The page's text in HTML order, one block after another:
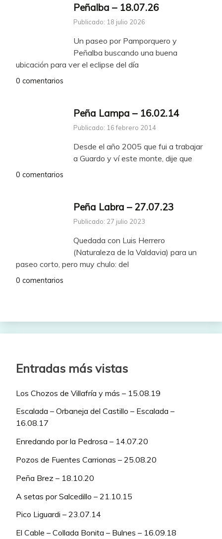
Peñalba – 18.07.26
Publicado: 18 julio 2026
Un paseo por Pamporquero y
Peñalba buscando una buena
ubicación para ver el eclipse del día
0 comentarios
Peña Lampa – 16.02.14
Publicado: 16 febrero 2014
Desde el año 2005 que fui a trabajar
a Guardo y ví este monte, dije que
0 comentarios
Peña Labra – 27.07.23
Publicado: 27 julio 2023
Quedada con Luis Herrero
(Naturaleza de la Valdavia) para un
paseo corto, pero muy chulo: del
0 comentarios
Entradas más vistas
Los Chozos de Villafría y más – 15.08.19
Escalada – Orbaneja del Castillo – Escalada –
16.08.17
Enredando por la Pedrosa – 14.07.20
Pozos de Fuentes Carrionas – 25.08.20
Peña Brez – 18.10.20
A setas por Salcedillo – 21.10.15
Pico Liguardi – 23.07.14
El Cable – Collada Bonita – Bulnes – 16.09.18